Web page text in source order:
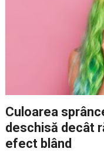
Culoarea
deschisă decât
efect blând